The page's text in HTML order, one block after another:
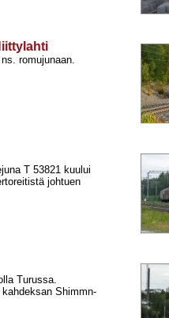
romujunaan.
T 53821 kuului
johtuen
Turussa.
Shimmn-​